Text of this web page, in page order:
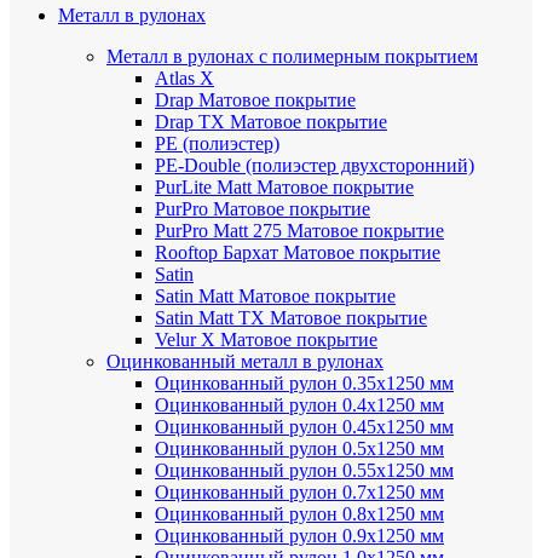
Металл в рулонах
Металл в рулонах с полимерным покрытием
Atlas X
Drap Матовое покрытие
Drap TX Матовое покрытие
PE (полиэстер)
PE-Double (полиэстер двухсторонний)
PurLite Мatt Матовое покрытие
PurPro Матовое покрытие
PurPro Matt 275 Матовое покрытие
Rooftop Бархат Матовое покрытие
Satin
Satin Мatt Матовое покрытие
Satin Matt TX Матовое покрытие
Velur X Матовое покрытие
Оцинкованный металл в рулонах
Оцинкованный рулон 0.35х1250 мм
Оцинкованный рулон 0.4х1250 мм
Оцинкованный рулон 0.45х1250 мм
Оцинкованный рулон 0.5х1250 мм
Оцинкованный рулон 0.55х1250 мм
Оцинкованный рулон 0.7х1250 мм
Оцинкованный рулон 0.8х1250 мм
Оцинкованный рулон 0.9х1250 мм